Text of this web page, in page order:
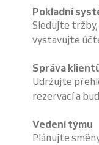
Pokladní
Sledujte
vystavujte
Správa
Udržujte
rezervací a
Vedení týmu
Plánujte